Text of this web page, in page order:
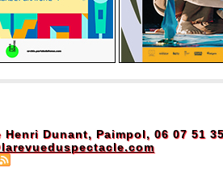
Dunant, Paimpol, 06 07 51